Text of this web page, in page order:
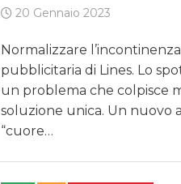
20 Gennaio 2023
Normalizzare
pubblicitaria di Lines. Lo
un problema che colpisce
soluzione unica. Un nuovo
“cuore…